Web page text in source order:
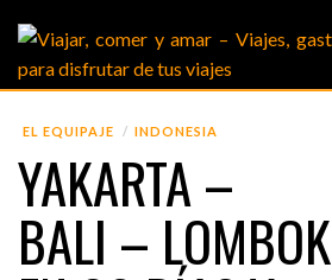
EL EQUIPAJE INDONESIA
YAKARTA –
BALI – LOMBOK